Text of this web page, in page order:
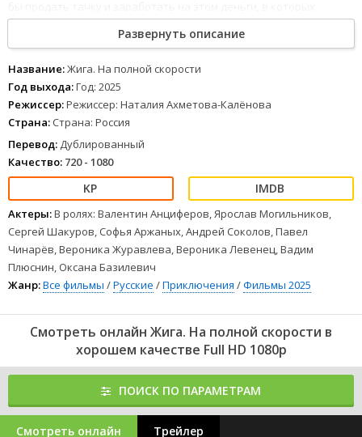
именно в этот момент так нуждается его семья. Но на пути
молодого человека возникает популярный блогер Шкурный,
который предлагает сделку: Лёша должен проиграть звезде
гонку на жигулях в прямом эфире и получить за это денежный
приз. Погружаясь в яркий мир дрифта и в историю деда-
конструктора, Лёша делает ставку на себя.
1234 5 67 8
Развернуть описание
Название:Жига. На полной скорости
Год выхода:Год: 2025
Режиссер:Режиссер: Наталия Ахметова-Калёнова
Страна: Страна: Россия
Перевод: Дублированный
Качество: 720 - 1080
Актеры:В ролях: Валентин Анциферов, Ярослав Могильников,
Сергей Шакуров, Софья Аржаных, Андрей Соколов, Павел
Чинарёв, Вероника Журавлева, Вероника Левенец, Вадим
Плюснин, Оксана Базилевич
Жанр:Все фильмы /Русские /Приключения /Фильмы 2025
Смотреть онлайн Жига. На полной скорости в
хорошем качестве Full HD 1080p
ПОИСК ПО ПАРАМЕТРАМ
Смотреть онлайн Трейлер